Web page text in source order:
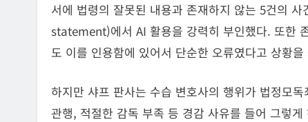
서에 법령의 잘못된 내용과 존재하지 않는 5건의
statement)에서 AI 활용을 강력히 부인했다. 또한
도 이를 인용함에 있어서 단순한 오류였다고 상황을
하지만 샤프 판사는 수습 변호사의 행위가 법정모
관행, 적절한 감독 부족 등 경감 사유를 들어 그렇